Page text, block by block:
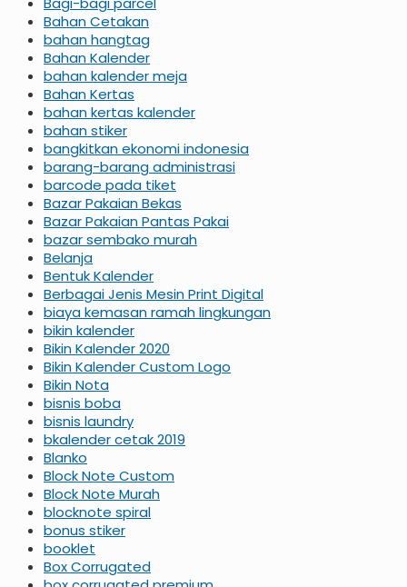
Bahan Cetakan
bahan hangtag
Bahan Kalender
bahan kalender meja
Bahan Kertas
bahan kertas kalender
bahan stiker
bangkitkan ekonomi indonesia
barang-barang administrasi
barcode pada tiket
Bazar Pakaian Bekas
Bazar Pakaian Pantas Pakai
bazar sembako murah
Belanja
Bentuk Kalender
Berbagai Jenis Mesin Print Digital
biaya kemasan ramah lingkungan
bikin kalender
Bikin Kalender 2020
Bikin Kalender Custom Logo
Bikin Nota
bisnis boba
bisnis laundry
bkalender cetak 2019
Blanko
Block Note Custom
Block Note Murah
blocknote spiral
bonus stiker
booklet
Box Corrugated